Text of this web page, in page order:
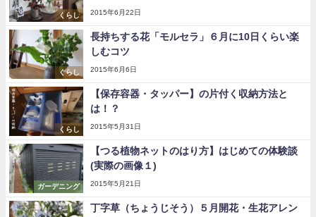
くらし 2015年6月22日
くらし
長持ちする花「モルセラ」６月に10日くらい楽
しむコツ
2015年6月6日
くらし
【保存容器・タッパー】の片付く収納方法と
は！？
2015年5月31日
ガーデニング
【つる植物ネットのはり方】はじめての体験談
(実際の画像１)
2015年5月21日
丁字草（ちょうじそう）５月開花・生花アレン